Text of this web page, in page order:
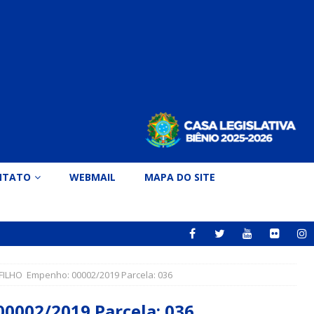
WEBMAIL MAPA DO SITE
Empenho: 00002/2019 Parcela: 036